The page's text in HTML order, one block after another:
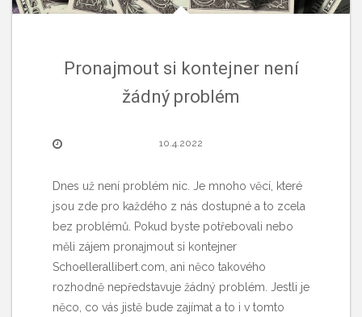
Pronajmout si kontejner není
žádný problém
10.4.2022
Dnes už není problém nic. Je mnoho věcí, které
jsou zde pro každého z nás dostupné a to zcela
bez problémů. Pokud byste potřebovali nebo
měli zájem pronajmout si kontejner
Schoellerallibert.com, ani něco takového
rozhodně nepředstavuje žádný problém. Jestli je
něco, co vás jistě bude zajímat a to i v tomto